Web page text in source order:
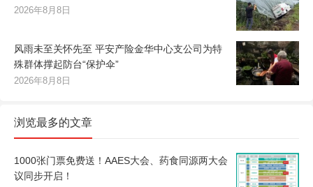
2026年8月8日
风雨未至关怀先至 平安产险金华中心支公司为特
殊群体撑起防台“保护伞”
2026年8月8日
浏览最多的文章
1000张门票免费送！AAES大会、药食同源两大会
议同步开启！